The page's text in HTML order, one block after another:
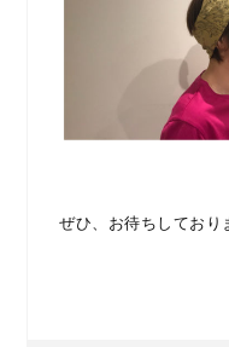
ぜひ、お待ちしており